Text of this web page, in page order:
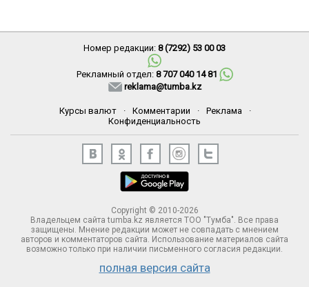
Номер редакции: 8 (7292) 53 00 03
Рекламный отдел: 8 707 040 14 81
reklama@tumba.kz
Курсы валют · Комментарии · Реклама
·
Конфиденциальность
Copyright © 2010-2026
Владельцем сайта tumba.kz является ТОО "Тумба". Все права
защищены. Мнение редакции может не совпадать с мнением
авторов и комментаторов сайта. Использование материалов сайта
возможно только при наличии письменного согласия редакции.
полная версия сайта